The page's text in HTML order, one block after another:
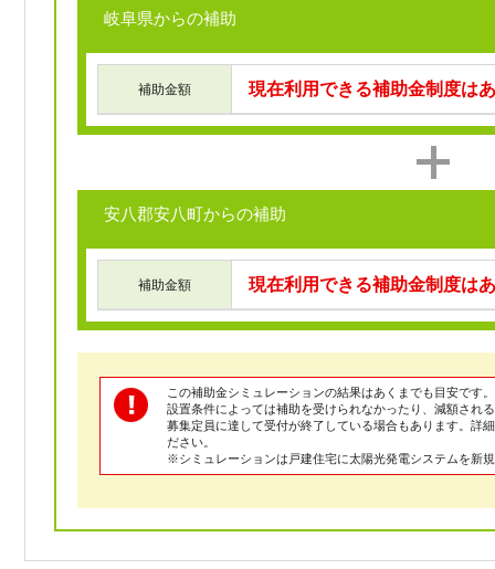
岐阜県からの補助
補助金額 現在利用できる補助金制度は
安八郡安八町からの補助
補助金額 現在利用できる補助金制度は
この補助金シミュレーションの結果はあくまでも目安です。
設置条件によっては補助を受けられなかったり、減額され
募集定員に達して受付が終了している場合もあります。詳
ださい。
※シミュレーションは戸建住宅に太陽光発電システムを新